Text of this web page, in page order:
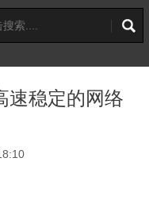
速稳定的网络